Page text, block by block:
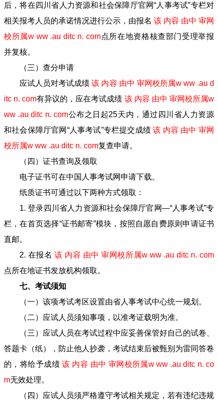
后，将在四川省人力资源和社会保障厅官网“人事考试”专栏对
相关报考人员的承诺情况进行公示，由报名 该 内容 由中 审网
校所属w ww .au ditc n. com点所在地资格核查部门受理举报
并复核。
（三）查分申请
应试人员对考试成绩 该 内容 由中 审网校所属w ww .au d
itc n. com有异议的，应在考试成绩 该 内容 由中 审网校所属w
ww .au ditc n. com公布之日起25天内，通过四川省人力资源
和社会保障厅官网“人事考试”专栏提交成绩 该 内容 由中 审网
校所属w ww .au ditc n. com复查申请。
（四）证书查询及领取
电子证书可在中国人事考试网申请下载。
纸质证书可通过以下两种方式领取：
1. 登录四川省人力资源和社会保障厅官网—“人事考试”专
栏，在首页选择“证书邮寄”模块，按照自愿自费原则申请证书
直邮。
2. 在报名 该 内容 由中 审网校所属w ww .au ditc n. com
点所在地证书发放机构领取。
七、考试须知
（一）该项考试考区设置由省人事考试中心统一规划。
（二）应试人员须知事项，以准考证载明为准。
（三）应试人员在考试过程中应妥善保管好自己的试卷、
答题卡（纸），防止他人抄袭，考试结束后被甄别为雷同答卷
的，将给予成绩该 内容 由中 审网校所属w ww .au ditc n. co
m无效处理。
（四）应试人员须严格遵守考试相关规定，若有违纪违规